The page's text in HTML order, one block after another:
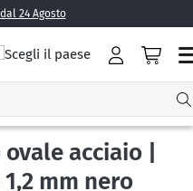
24 Agosto
acciaio |
mm nero